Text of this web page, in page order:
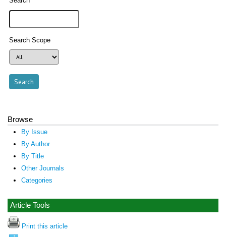
Search Scope
Browse
By Issue
By Author
By Title
Other Journals
Categories
Article Tools
Print this article